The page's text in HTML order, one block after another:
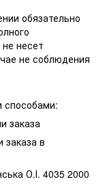
обязательно
несет
не соблюдения
способами:
заказа
в
О.І. 4035 2000